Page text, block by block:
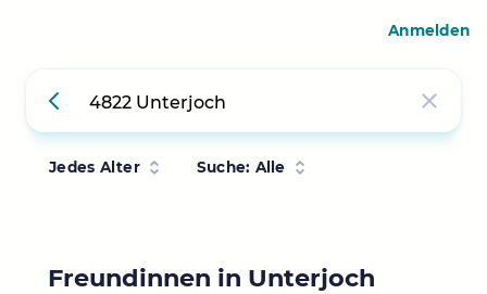
Jedes Alter Suche: Alle
Freundinnen in Unterjoch
Anmelden